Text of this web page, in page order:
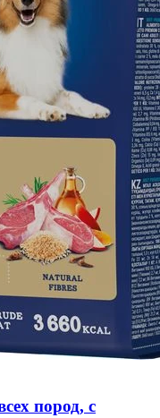
пород, с